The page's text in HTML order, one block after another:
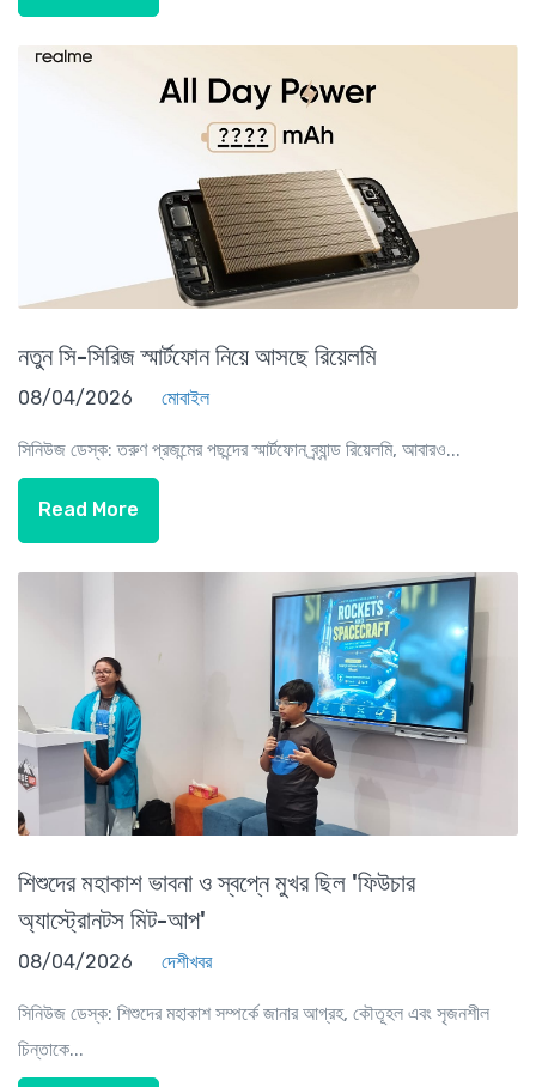
নতুন সি-সিরিজ স্মার্টফোন নিয়ে আসছে রিয়েলমি
08/04/2026 মোবাইল
সিনিউজ ডেস্ক: তরুণ প্রজন্মের পছন্দের স্মার্টফোন ব্র্যান্ড রিয়েলমি, আবারও...
Read More
শিশুদের মহাকাশ ভাবনা ও স্বপ্নে মুখর ছিল 'ফিউচার
অ্যাস্ট্রোনটস মিট-আপ'
08/04/2026 দেশীখবর
সিনিউজ ডেস্ক: শিশুদের মহাকাশ সম্পর্কে জানার আগ্রহ, কৌতূহল এবং সৃজনশীল
চিন্তাকে...